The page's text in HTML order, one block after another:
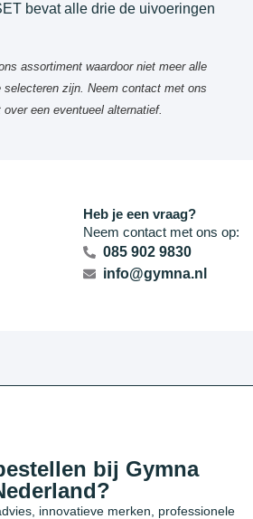
bevat alle drie de uivoeringen
assortiment waardoor niet meer alle
selecteren zijn. Neem contact met ons
een eventueel alternatief.
Heb je een vraag?
Neem contact met ons op:
085 902 9830
info@gymna.nl
bij Gymna
innovatieve merken, professionele